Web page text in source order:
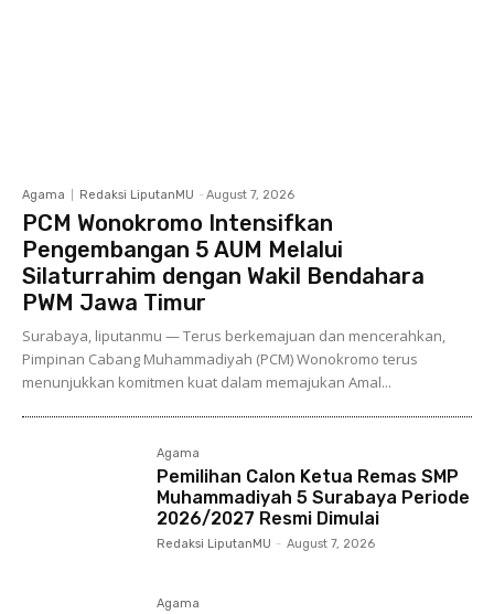
Agama Redaksi LiputanMU - August 7, 2026
PCM Wonokromo Intensifkan
Pengembangan 5 AUM Melalui
Silaturrahim dengan Wakil Bendahara
PWM Jawa Timur
Surabaya, liputanmu — Terus berkemajuan dan mencerahkan,
Pimpinan Cabang Muhammadiyah (PCM) Wonokromo terus
menunjukkan komitmen kuat dalam memajukan Amal...
Agama
Pemilihan Calon Ketua Remas SMP
Muhammadiyah 5 Surabaya Periode
2026/2027 Resmi Dimulai
Redaksi LiputanMU - August 7, 2026
Agama